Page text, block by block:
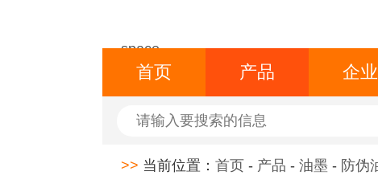
space
首页 产品 企业
>> 当前位置： 首页 - 产品 - 油墨 - 防伪